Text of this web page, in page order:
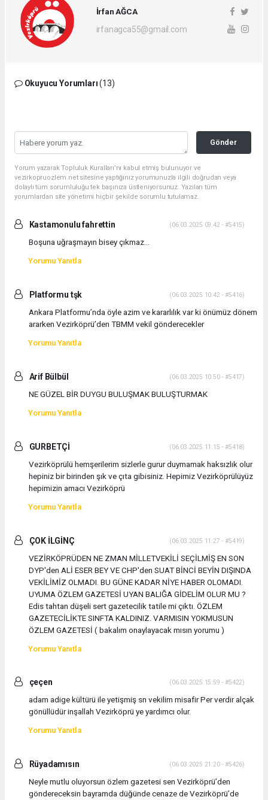
İrfan AĞCA
irfanagca55@gmail.com
Okuyucu Yorumları(13)
Gönder
Yorum yazarak Topluluk Kuralları’nı kabul etmiş bulunuyor ve
vezirkopruozlem.net sitesine yaptığınız yorumunuzla ilgili doğrudan veya
dolaylı tüm sorumluluğu tek başınıza üstleniyorsunuz. Yazılan tüm
yorumlardan site yönetimi hiçbir şekilde sorumlu tutulamaz.
Kastamonulu fahrettin (06.03.2025 09:42 - #5415)
Boşuna uğraşmayın bisey çıkmaz...
Yorumu Yanıtla
Platformu tşk (06.03.2025 10:42 - #5416)
Ankara Platformu’nda öyle azim ve kararlılık var ki önümüz dönem
ararken Vezirköprü’den TBMM vekil gönderecekler
Yorumu Yanıtla
Arif Bülbül (06.03.2025 10:50 - #5417)
NE GÜZEL BİR DUYGU BULUŞMAK BULUŞTURMAK
Yorumu Yanıtla
GURBETÇİ (06.03.2025 11:15 - #5418)
Vezirköprülü hemşerilerim sizlerle gurur duymamak haksızlık olur
hepiniz bir birinden şık ve çıta gibisiniz. Hepimiz Vezirköprülüyüz
hepimizin amacı Vezirköprü
Yorumu Yanıtla
ÇOK İLGİNÇ (06.03.2025 11:27 - #5419)
VEZİRKÖPRÜDEN NE ZMAN MİLLETVEKİLİ SEÇİLMİŞ EN SON
DYP'den ALİ ESER BEY VE CHP'den SUAT BİNCİ BEYİN DIŞINDA
VEKİLİMİZ OLMADI. BU GÜNE KADAR NİYE HABER OLOMADI.
UYUMA ÖZLEM GAZETESİ UYAN BALIĞA GİDELİM OLUR MU ?
Edis tahtan düşeli sert gazetecilik tatile mi çıktı. ÖZLEM
GAZETECİLİKTE SINFTA KALDINIZ. VARMISIN YOKMUSUN
ÖZLEM GAZETESİ ( bakalım onaylayacak mısın yorumu )
Yorumu Yanıtla
çeçen (06.03.2025 15:59 - #5422)
adam adige kültürü ile yetişmiş sn vekilim misafir Per verdir alçak
gönüllüdür inşallah Vezirköprü ye yardımcı olur.
Yorumu Yanıtla
Rüyadamısın (06.03.2025 21:20 - #5426)
Neyle mutlu oluyorsun özlem gazetesi sen Vezirköprü’den
göndereceksin bayramda düğünde cenaze de Vezirköprü’de